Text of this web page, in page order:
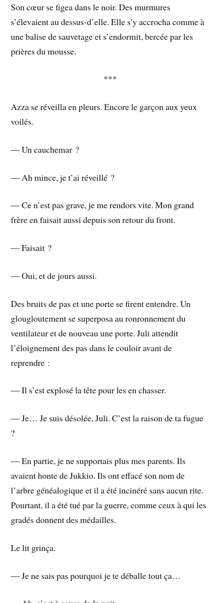
Son cœur se figea dans le noir. Des murmures
s’élevaient au dessus-d’elle. Elle s’y accrocha comme à
une balise de sauvetage et s’endormit, bercée par les
prières du mousse.
***
Azza se réveilla en pleurs. Encore le garçon aux yeux
voilés.
― Un cauchemar ?
― Ah mince, je t’ai réveillé ?
― Ce n’est pas grave, je me rendors vite. Mon grand
frère en faisait aussi depuis son retour du front.
― Faisait ?
― Oui, et de jours aussi.
Des bruits de pas et une porte se firent entendre. Un
glougloutement se superposa au ronronnement du
ventilateur et de nouveau une porte. Juli attendit
l’éloignement des pas dans le couloir avant de
reprendre :
― Il s’est explosé la tête pour les en chasser.
― Je… Je suis désolée, Juli. C’est la raison de ta fugue
?
― En partie, je ne supportais plus mes parents. Ils
avaient honte de Jukkio. Ils ont effacé son nom de
l’arbre généalogique et il a été incinéré sans aucun rite.
Pourtant, il a été tué par la guerre, comme ceux à qui les
gradés donnent des médailles.
Le lit grinça.
― Je ne sais pas pourquoi je te déballe tout ça…